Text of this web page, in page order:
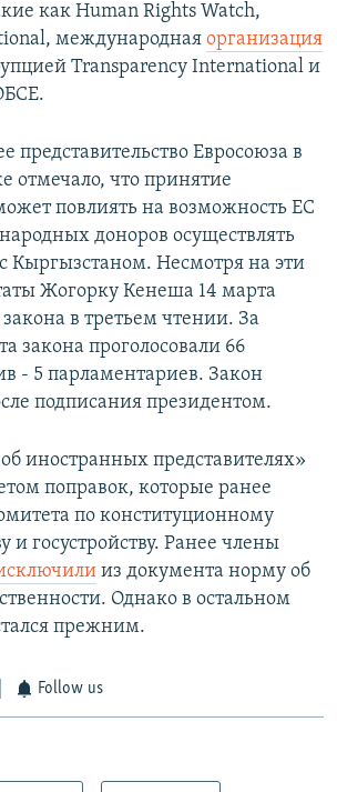
как Human Rights Watch,
международная организация
Transparency International и
представительство Евросоюза в
отмечало, что принятие
повлиять на возможность ЕС
доноров осуществлять
Кыргызстаном. Несмотря на эти
Жогорку Кенеша 14 марта
в третьем чтении. За
закона проголосовали 66
- 5 парламентариев. Закон
подписания президентом.
иностранных представителях»
поправок, которые ранее
по конституционному
и госустройству. Ранее члены
из документа норму об
Однако в остальном
прежним.
Follow us